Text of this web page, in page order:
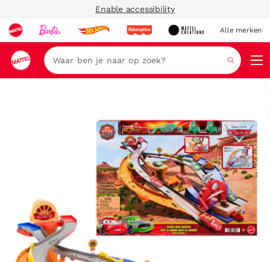
Enable accessibility
Alle merken
Zoeken